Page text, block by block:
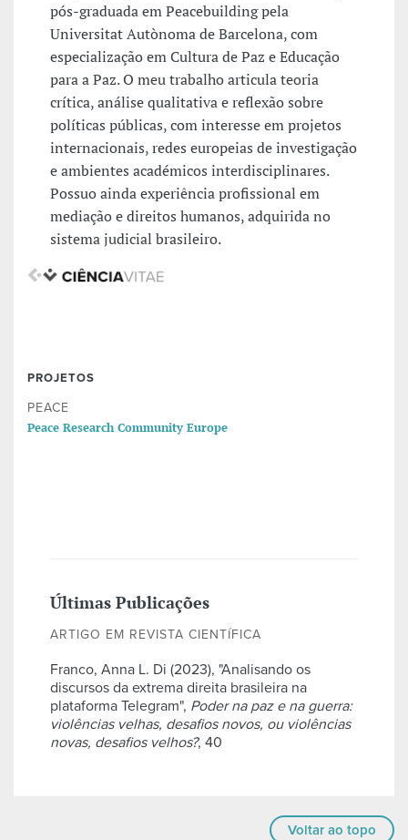
pós-graduada em Peacebuilding pela
Universitat Autònoma de Barcelona, com
especialização em Cultura de Paz e Educação
para a Paz. O meu trabalho articula teoria
crítica, análise qualitativa e reflexão sobre
políticas públicas, com interesse em projetos
internacionais, redes europeias de investigação
e ambientes académicos interdisciplinares.
Possuo ainda experiência profissional em
mediação e direitos humanos, adquirida no
sistema judicial brasileiro.
PROJETOS
PEACE
Peace Research Community Europe
Últimas Publicações
ARTIGO EM REVISTA CIENTÍFICA
Franco, Anna L. Di (2023), "Analisando os
discursos da extrema direita brasileira na
plataforma Telegram", Poder na paz e na guerra:
violências velhas, desafios novos, ou violências
novas, desafios velhos?, 40
Voltar ao topo